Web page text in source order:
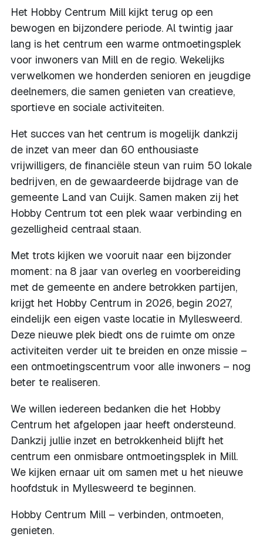
Het Hobby Centrum Mill kijkt terug op een
bewogen en bijzondere periode. Al twintig jaar
lang is het centrum een warme ontmoetingsplek
voor inwoners van Mill en de regio. Wekelijks
verwelkomen we honderden senioren en jeugdige
deelnemers, die samen genieten van creatieve,
sportieve en sociale activiteiten.
Het succes van het centrum is mogelijk dankzij
de inzet van meer dan 60 enthousiaste
vrijwilligers, de financiële steun van ruim 50 lokale
bedrijven, en de gewaardeerde bijdrage van de
gemeente Land van Cuijk. Samen maken zij het
Hobby Centrum tot een plek waar verbinding en
gezelligheid centraal staan.
Met trots kijken we vooruit naar een bijzonder
moment: na 8 jaar van overleg en voorbereiding
met de gemeente en andere betrokken partijen,
krijgt het Hobby Centrum in 2026, begin 2027,
eindelijk een eigen vaste locatie in Myllesweerd.
Deze nieuwe plek biedt ons de ruimte om onze
activiteiten verder uit te breiden en onze missie –
een ontmoetingscentrum voor alle inwoners – nog
beter te realiseren.
We willen iedereen bedanken die het Hobby
Centrum het afgelopen jaar heeft ondersteund.
Dankzij jullie inzet en betrokkenheid blijft het
centrum een onmisbare ontmoetingsplek in Mill.
We kijken ernaar uit om samen met u het nieuwe
hoofdstuk in Myllesweerd te beginnen.
Hobby Centrum Mill – verbinden, ontmoeten,
genieten.